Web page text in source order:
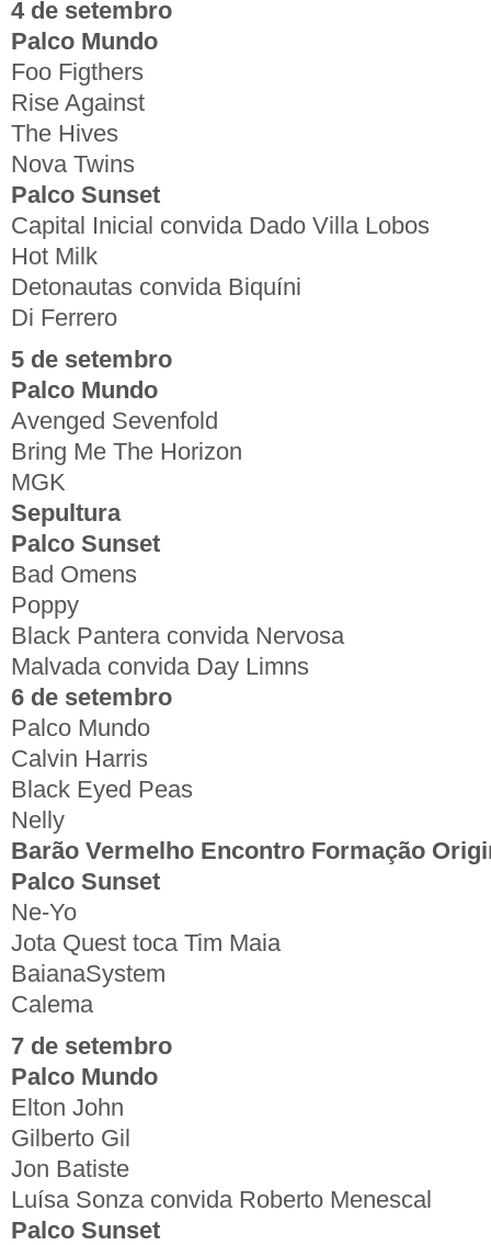
4 de setembro
Palco Mundo
Foo Figthers
Rise Against
The Hives
Nova Twins
Palco Sunset
Capital Inicial convida Dado Villa Lobos
Hot Milk
Detonautas convida Biquíni
Di Ferrero
5 de setembro
Palco Mundo
Avenged Sevenfold
Bring Me The Horizon
MGK
Sepultura
Palco Sunset
Bad Omens
Poppy
Black Pantera convida Nervosa
Malvada convida Day Limns
6 de setembro
Palco Mundo
Calvin Harris
Black Eyed Peas
Nelly
Barão Vermelho Encontro Formação
Palco Sunset
Ne-Yo
Jota Quest toca Tim Maia
BaianaSystem
Calema
7 de setembro
Palco Mundo
Elton John
Gilberto Gil
Jon Batiste
Luísa Sonza convida Roberto Menescal
Palco Sunset